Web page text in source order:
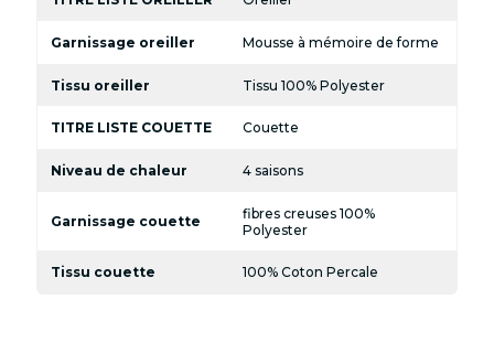
Garnissage oreiller Mousse à mémoire de forme
Tissu oreiller Tissu 100% Polyester
TITRE LISTE COUETTE Couette
Niveau de chaleur 4 saisons
Garnissage couette
fibres creuses 100%
Polyester
Tissu couette 100% Coton Percale